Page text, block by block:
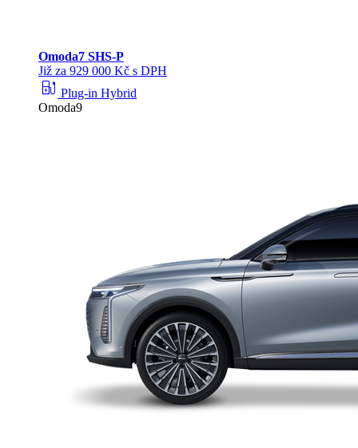
Omoda7 SHS-P
Již za 929 000 Kč s DPH
ev_station Plug-in Hybrid
Omoda9